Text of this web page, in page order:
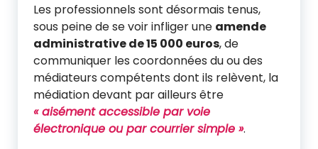
Les professionnels sont désormais tenus,
sous peine de se voir infliger une amende
administrative de 15 000 euros, de
communiquer les coordonnées du ou des
médiateurs compétents dont ils relèvent, la
médiation devant par ailleurs être
« aisément accessible par voie
électronique ou par courrier simple ».